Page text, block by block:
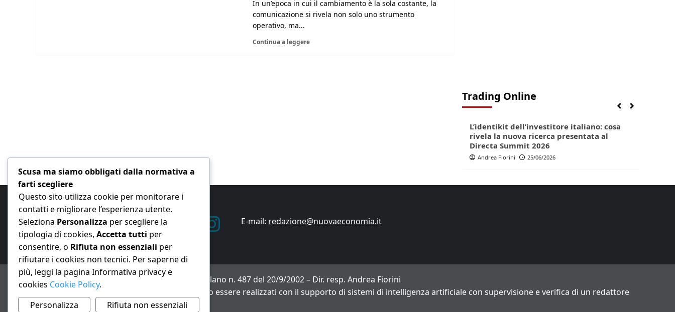
In un’epoca in cui il cambiamento è la sola costante, la
comunicazione si rivela non solo uno strumento
operativo, ma...
Continua a leggere
Trading Online
Finanza Lifestyle Trading online
L’identikit dell’investitore italiano: cosa
rivela la nuova ricerca presentata al
Directa Summit 2026
Andrea Fiorini 25/06/2026
E-mail: redazione@nuovaeconomia.it
ANNO XXIII – Testata giornalistica reg. Trib. Milano n. 487 del 20/9/2002 – Dir. resp. Andrea Fiorini
Avviso IA: alcuni articoli di questo sito possono essere realizzati con il supporto di sistemi di intelligenza artificiale con supervisione e verifica di un redattore
Informativa privacy e cookie
Scusa ma siamo obbligati dalla normativa a
farti scegliere
Questo sito utilizza cookie per monitorare i
contatti e migliorare l’esperienza utente.
Seleziona Personalizza per scegliere la
tipologia di cookies, Accetta tutti per
consentire, o Rifiuta non essenziali per
rifiutare i cookies non tecnici. Per saperne di
più, leggi la pagina Informativa privacy e
cookies Cookie Policy.
Personalizza
Rifiuta non essenziali